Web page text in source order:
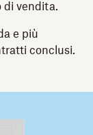
di vendita.
e più
conclusi.